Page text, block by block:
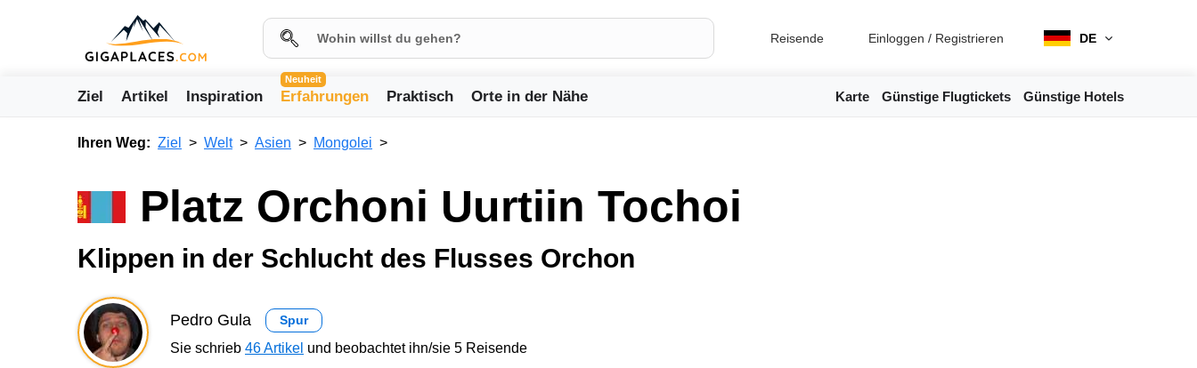
Reisende Einloggen / Registrieren DE
Ziel Artikel Inspiration
Neuheit
Erfahrungen Praktisch Orte in der Nähe Karte Günstige Flugtickets Günstige Hotels
Ihren Weg: Ziel Welt Asien Mongolei
Platz Orchoni Uurtiin Tochoi
Klippen in der Schlucht des Flusses Orchon
Pedro Gula Spur
Sie schrieb 46 Artikel und beobachtet ihn/sie 5 Reisende